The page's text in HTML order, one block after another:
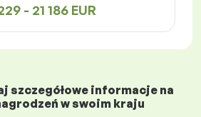
- 21 186 EUR
szczegółowe informacje na
w swoim kraju